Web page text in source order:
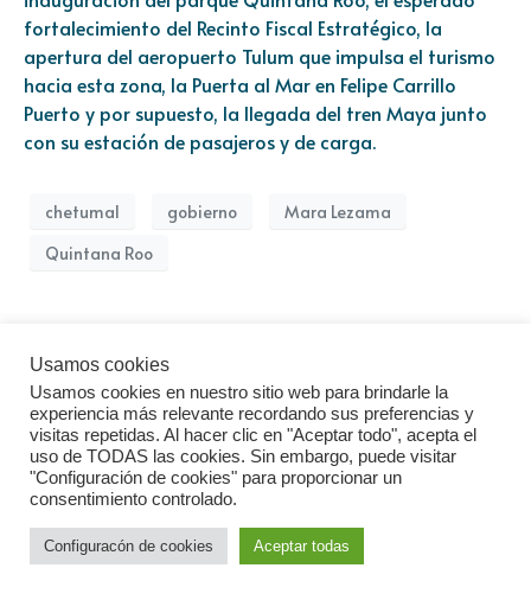
fortalecimiento del Recinto Fiscal Estratégico, la
apertura del aeropuerto Tulum que impulsa el turismo
hacia esta zona, la Puerta al Mar en Felipe Carrillo
Puerto y por supuesto, la llegada del tren Maya junto
con su estación de pasajeros y de carga.
chetumal gobierno
Mara Lezama
Quintana Roo
Renovarán 271 semáforos en
Chetumal
Usamos cookies
Usamos cookies en nuestro sitio web para brindarle la
experiencia más relevante recordando sus preferencias y
visitas repetidas. Al hacer clic en "Aceptar todo", acepta el
uso de TODAS las cookies. Sin embargo, puede visitar
"Configuración de cookies" para proporcionar un
consentimiento controlado.
Configuracón de cookies Aceptar todas